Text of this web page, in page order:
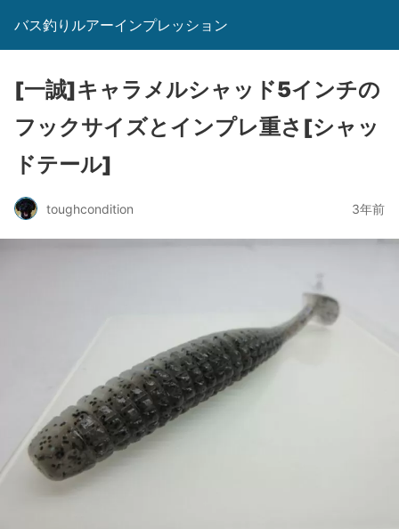
バス釣りルアーインプレッション
[一誠]キャラメルシャッド5インチの
フックサイズとインプレ重さ[シャッ
ドテール]
toughcondition 3年前